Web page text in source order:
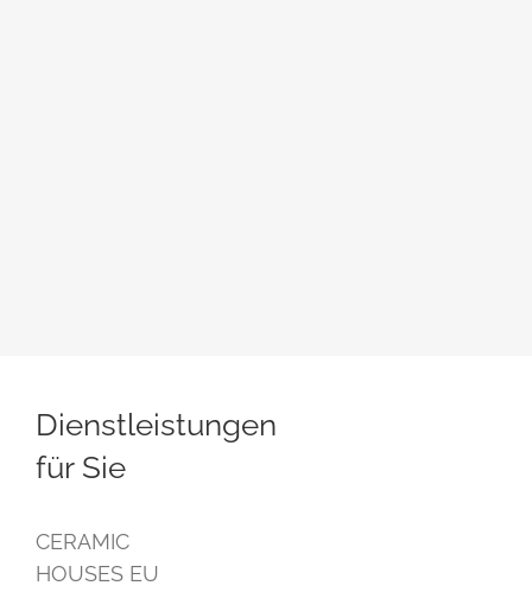
Dienstleistungen
für Sie
CERAMIC
HOUSES EU